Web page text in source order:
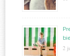
2